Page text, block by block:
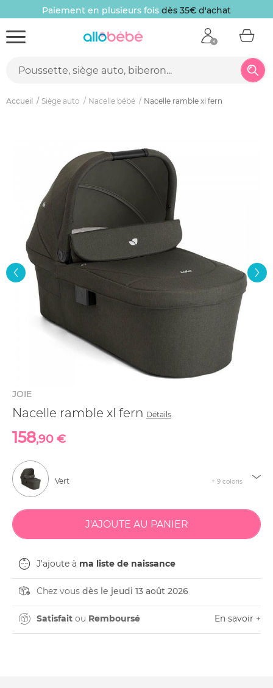
Paiement en plusieurs fois dès 35€ d'achat
Accueil Siège auto Nacelle bébé Nacelle ramble xl fern
JOIE
Nacelle ramble xl fern Détails
158,90 €
Vert + 9 coloris
J'ajoute à ma liste de naissance
Chez vous dès le jeudi 13 août 2026
Satisfait ou Remboursé En savoir +